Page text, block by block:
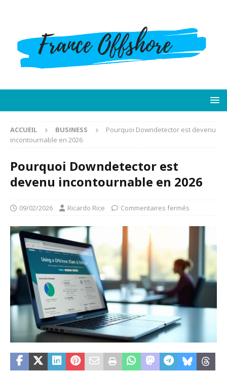
ACCUEIL BUSINESS
Pourquoi Downdetector est devenu
incontournable en 2026
Pourquoi Downdetector est
devenu incontournable en 2026
09/02/2026 Ricardo Rice Commentaires fermés